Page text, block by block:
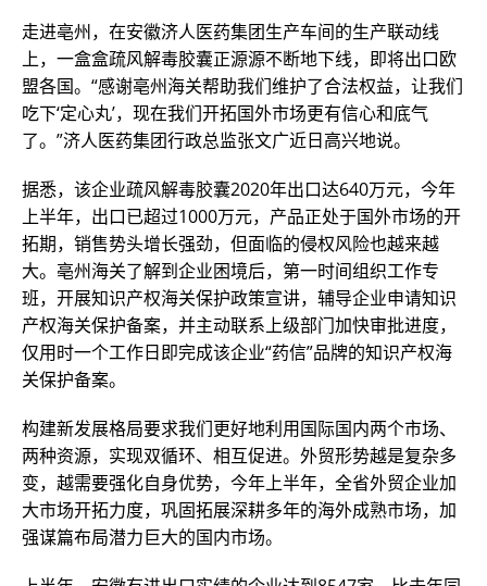
走进亳州，在安徽济人医药集团生产车间的生产联动线
上，一盒盒疏风解毒胶囊正源源不断地下线，即将出口欧
盟各国。“感谢亳州海关帮助我们维护了合法权益，让我们
吃下‘定心丸’，现在我们开拓国外市场更有信心和底气
了。”济人医药集团行政总监张文广近日高兴地说。
据悉，该企业疏风解毒胶囊2020年出口达640万元，今年
上半年，出口已超过1000万元，产品正处于国外市场的开
拓期，销售势头增长强劲，但面临的侵权风险也越来越
大。亳州海关了解到企业困境后，第一时间组织工作专
班，开展知识产权海关保护政策宣讲，辅导企业申请知识
产权海关保护备案，并主动联系上级部门加快审批进度，
仅用时一个工作日即完成该企业“药信”品牌的知识产权海
关保护备案。
构建新发展格局要求我们更好地利用国际国内两个市场、
两种资源，实现双循环、相互促进。外贸形势越是复杂多
变，越需要强化自身优势，今年上半年，全省外贸企业加
大市场开拓力度，巩固拓展深耕多年的海外成熟市场，加
强谋篇布局潜力巨大的国内市场。